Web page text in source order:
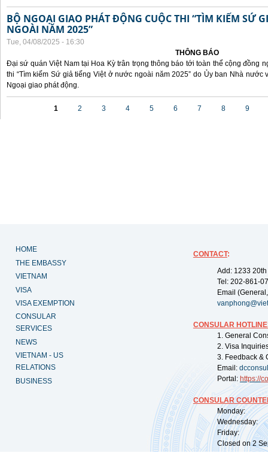
BỘ NGOẠI GIAO PHÁT ĐỘNG CUỘC THI “TÌM KIẾM SỨ
NGOÀI NĂM 2025”
Tue, 04/08/2025 - 16:30
THÔNG BÁO
Đại sứ quán Việt Nam tại Hoa Kỳ trân trọng thông báo tới toàn thể cộng đồng
thi “Tìm kiếm Sứ giả tiếng Việt ở nước ngoài năm 2025” do Ủy ban Nhà
Ngoại giao phát động.
1 2 3 4 5 6 7 8 9
HOME
THE EMBASSY
VIETNAM
VISA
VISA EXEMPTION
CONSULAR
SERVICES
NEWS
VIETNAM - US
RELATIONS
BUSINESS
CONTACT:
Add: 1233
Tel: 202-861-
Email
CONSULAR
1. General
2. Visa
3. Feedback &
Email:
Portal: https://
CONSULAR
Monday:
Wednesday:
Friday:
Closed on 2